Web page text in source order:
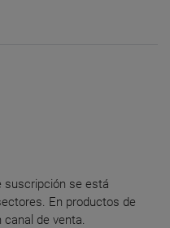
suscripción se está
En productos de
de venta.